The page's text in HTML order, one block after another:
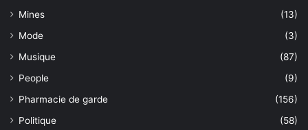
Mines
(13)
Mode
(3)
Musique
(87)
People
(9)
Pharmacie de garde
(156)
Politique
(58)